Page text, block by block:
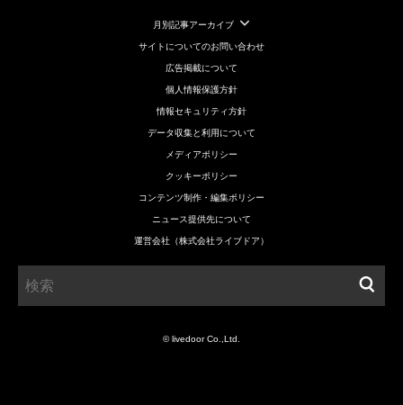
月別記事アーカイブ
サイトについてのお問い合わせ
広告掲載について
個人情報保護方針
情報セキュリティ方針
データ収集と利用について
メディアポリシー
クッキーポリシー
コンテンツ制作・編集ポリシー
ニュース提供先について
運営会社（株式会社ライブドア）
© livedoor Co.,Ltd.